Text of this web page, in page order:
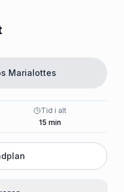
Marialottes
Tid i alt
15 min